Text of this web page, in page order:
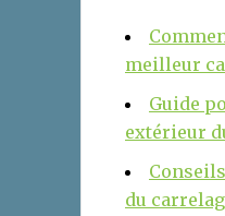
meilleur
Guide
extérieur
du